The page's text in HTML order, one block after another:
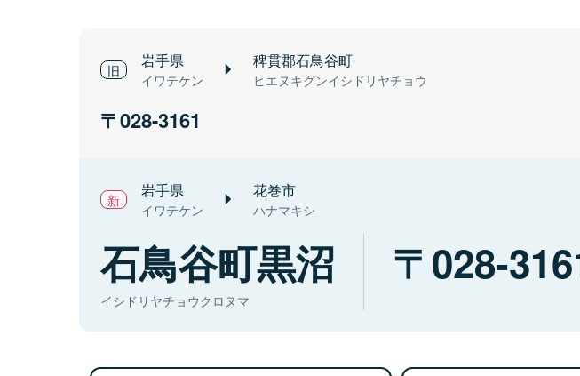
岩手県
イワテケン
稗貫郡石鳥谷町
ヒエヌキグンイシドリヤチョウ
028-3161
岩手県
イワテケン
花巻市
ハナマキシ
石鳥谷町黒沼
イシドリヤチョウクロヌマ
028-